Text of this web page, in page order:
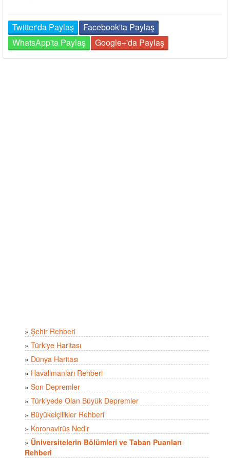
Twitter'da Paylaş
Facebook'ta Paylaş
WhatsApp'ta Paylaş
Google+'da Paylaş
» Şehir Rehberi
» Türkiye Haritası
» Dünya Haritası
» Havalimanları Rehberi
» Son Depremler
» Türkiyede Olan Büyük Depremler
» Büyükelçilikler Rehberi
» Koronavirüs Nedir
» Üniversitelerin Bölümleri ve Taban Puanları
Rehberi